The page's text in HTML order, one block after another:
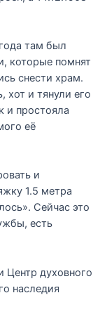
там был
которые помнят
снести храм.
хот и тянули его
и простояла
её
и
1.5 метра
Сейчас это
есть
Центр духовного
наследия